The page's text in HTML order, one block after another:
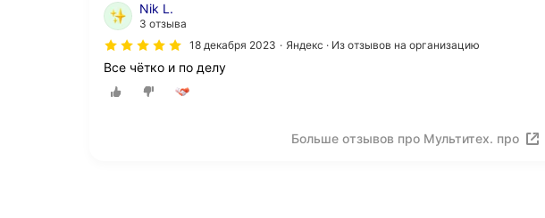
Nik L.
3 отзыва
18 декабря 2023
Яндекс · Из отзывов на организацию
Все чётко и по делу
Больше отзывов про Мультитех. про